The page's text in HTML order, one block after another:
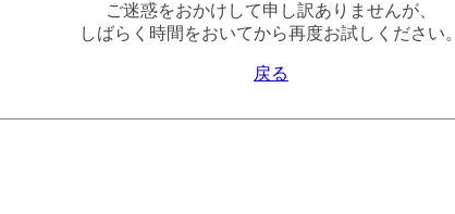
ご迷惑をおかけして申し訳ありませんが、
しばらく時間をおいてから再度お試しください。
戻る